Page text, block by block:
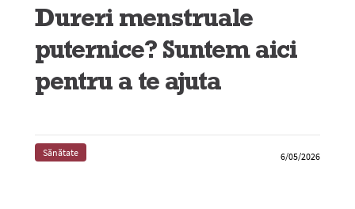
Dureri menstruale
puternice? Suntem aici
pentru a te ajuta
Sănătate 6/05/2026